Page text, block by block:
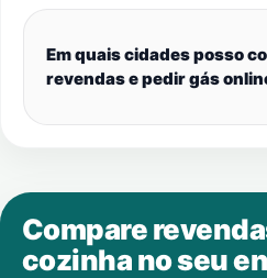
Em quais cidades posso
revendas e pedir gás
Compare
cozinha no seu